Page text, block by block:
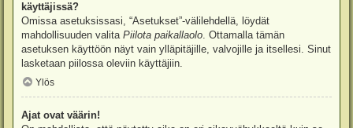
käyttäjissä?
Omissa asetuksissasi, “Asetukset”-välilehdellä, löydät
mahdollisuuden valita Piilota paikallaolo. Ottamalla tämän
asetuksen käyttöön näyt vain ylläpitäjille, valvojille ja itsellesi. Sinut
lasketaan piilossa oleviin käyttäjiin.
Ylös
Ajat ovat väärin!